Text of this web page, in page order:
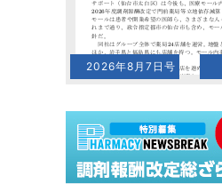
2026年8月7日号